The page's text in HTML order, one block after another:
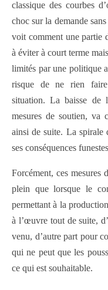
classique des courbes
choc sur la demande
voit comment une partie
à éviter à court terme
limités par une politique
risque de ne rien faire
situation. La baisse de
mesures de soutien, va
ainsi de suite. La spirale
ses conséquences
Forcément, ces mesures
plein que lorsque le
permettant à la
à l’œuvre tout de suite,
venu, d’autre part pour
qui ne peut que les
ce qui est souhaitable.